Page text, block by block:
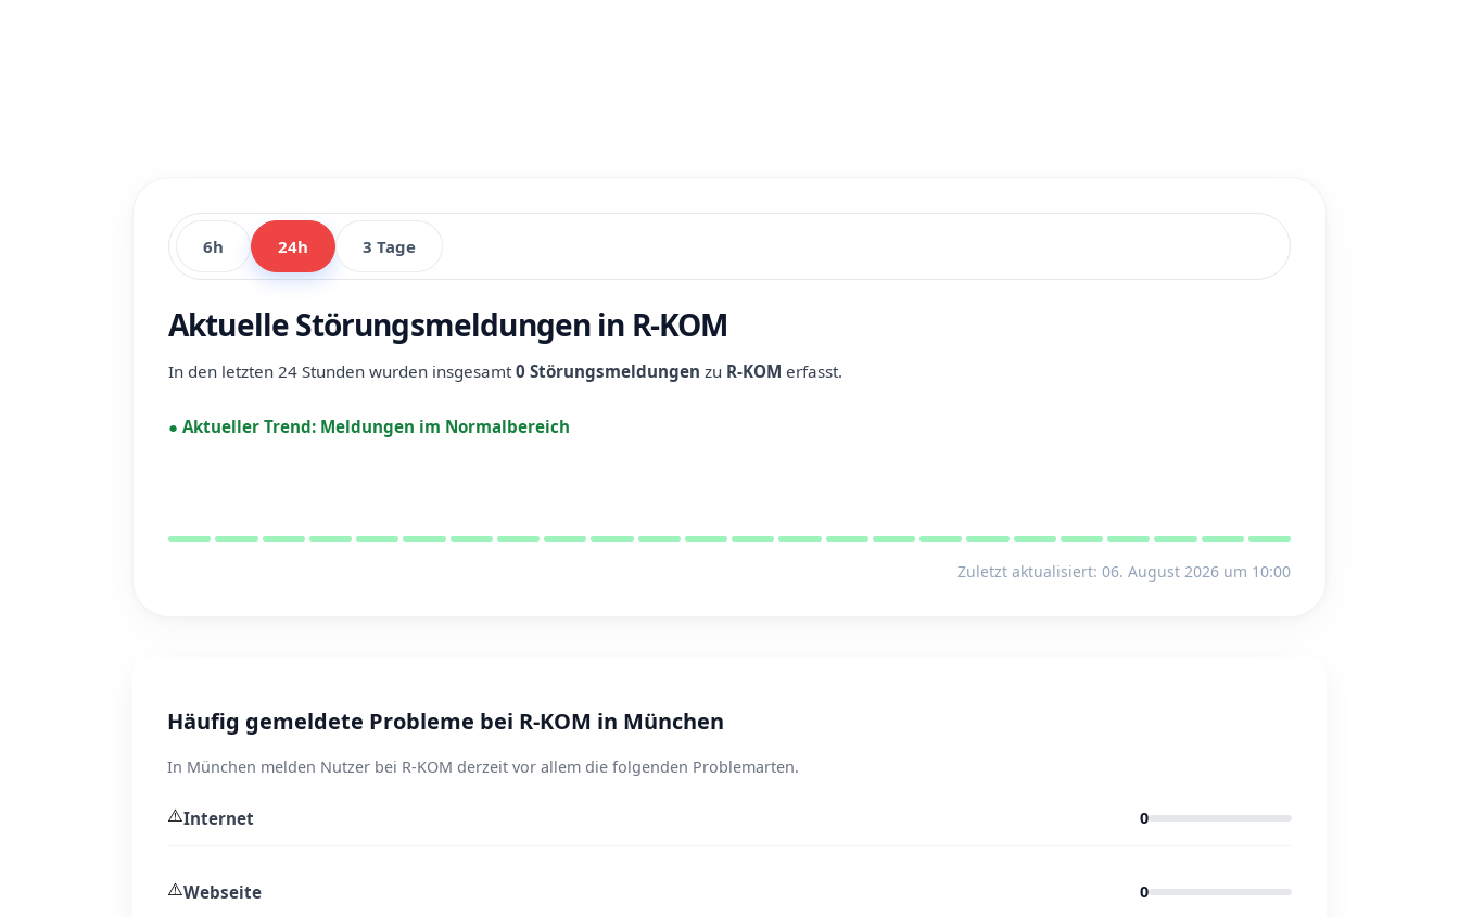
6h 24h 3 Tage
Aktuelle Störungsmeldungen in R-KOM
In den letzten 24 Stunden wurden insgesamt0 Störungsmeldungen zu R-KOM erfasst.
● Aktueller Trend: Meldungen im Normalbereich
Zuletzt aktualisiert: 06. August 2026 um 10:00
Häufig gemeldete Probleme bei R-KOM in München
In München melden Nutzer bei R-KOM derzeit vor allem die folgenden Problemarten.
⚠️Internet 0
⚠️Webseite 0